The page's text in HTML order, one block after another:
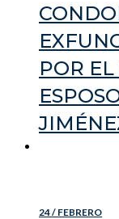
POR
24 / FEBRERO